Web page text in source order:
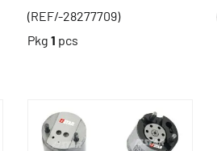
(REF/-28277709)
Pkg 1 pcs